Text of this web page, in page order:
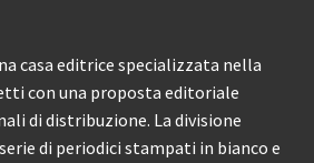
casa editrice specializzata nella
con una proposta editoriale
di distribuzione. La divisione
di periodici stampati in bianco e